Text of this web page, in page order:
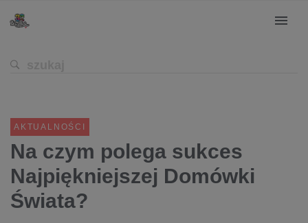
AKTUALNOŚCI
Na czym polega sukces
Najpiękniejszej Domówki
Świata?